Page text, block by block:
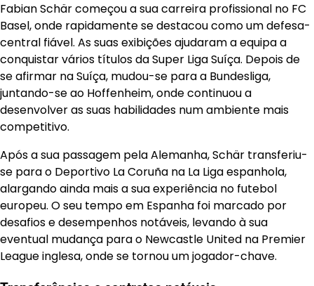
Fabian Schär começou a sua carreira profissional no FC
Basel, onde rapidamente se destacou como um defesa-
central fiável. As suas exibições ajudaram a equipa a
conquistar vários títulos da Super Liga Suíça. Depois de
se afirmar na Suíça, mudou-se para a Bundesliga,
juntando-se ao Hoffenheim, onde continuou a
desenvolver as suas habilidades num ambiente mais
competitivo.
Após a sua passagem pela Alemanha, Schär transferiu-
se para o Deportivo La Coruña na La Liga espanhola,
alargando ainda mais a sua experiência no futebol
europeu. O seu tempo em Espanha foi marcado por
desafios e desempenhos notáveis, levando à sua
eventual mudança para o Newcastle United na Premier
League inglesa, onde se tornou um jogador-chave.